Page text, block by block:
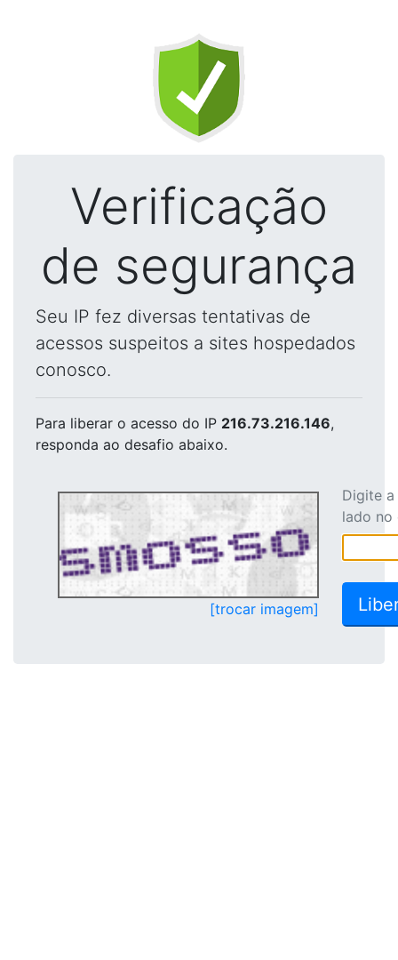
Verificação
de segurança
Seu IP fez diversas tentativas de
acessos suspeitos a sites hospedados
conosco.
Para liberar o acesso do IP 216.73.216.146,
responda ao desafio abaixo.
[trocar imagem]
Digite
lado no